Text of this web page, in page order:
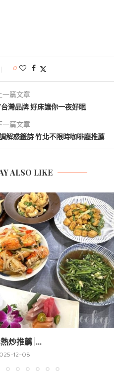
0
一篇文章
灣品牌 好床讓你一夜好眠
一篇文章
解惑籤詩 竹北不限時咖啡廳推薦
ALSO LIKE
炒推薦 |...
12-08